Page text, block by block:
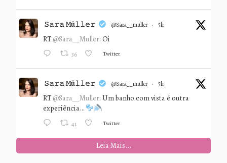
𝚂𝚊𝚛𝚊 𝙼ü𝚕𝚕𝚎𝚛 @sara__muller · 5h
RT @Sara__Muller: Oi
36 Twitter
𝚂𝚊𝚛𝚊 𝙼ü𝚕𝚕𝚎𝚛 @sara__muller · 5h
RT @Sara__Muller: Um banho com vista é outra
experiência…
41 Twitter
Leia Mais...